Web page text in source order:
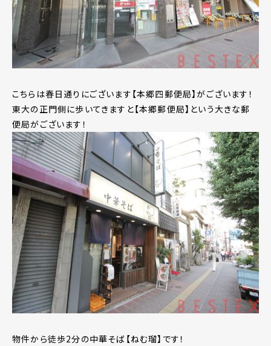
こちらは春日通りにございます【本郷四郵便局】がございます！
東大の正門側に歩いてきますと【本郷郵便局】という大きな郵
便局がございます！
物件から徒歩2分の中華そば【ねむ瑠】です！